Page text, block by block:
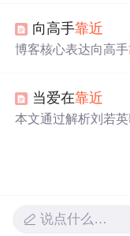
向高手靠近
博客核心表达向高手
当爱在靠近
本文通过解析刘若
说点什么…